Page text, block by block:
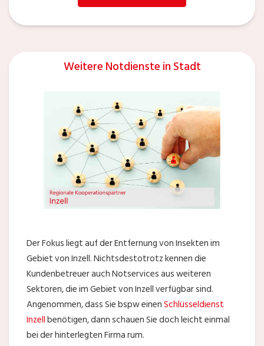
Weitere Notdienste in Stadt
Der Fokus liegt auf der Entfernung von Insekten im
Gebiet von Inzell. Nichtsdestotrotz kennen die
Kundenbetreuer auch Notservices aus weiteren
Sektoren, die im Gebiet von Inzell verfügbar sind.
Angenommen, dass Sie bspw einenSchlüsseldienst
Inzellbenötigen, dann schauen Sie doch leicht einmal
bei der hinterlegten Firma rum.